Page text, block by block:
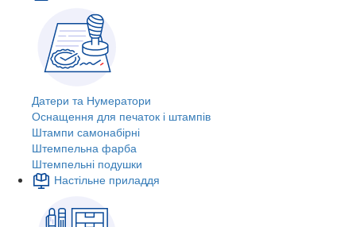
Датери та Нумератори
Оснащення для печаток і штампів
Штампи самонабірні
Штемпельна фарба
Штемпельні подушки
Настільне приладдя